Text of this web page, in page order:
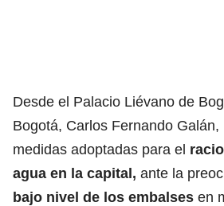
Desde el Palacio Liévano de
Bogotá, Carlos Fernando Galán,
medidas adoptadas para el
agua en la capital, ante la
bajo nivel de los embalses en